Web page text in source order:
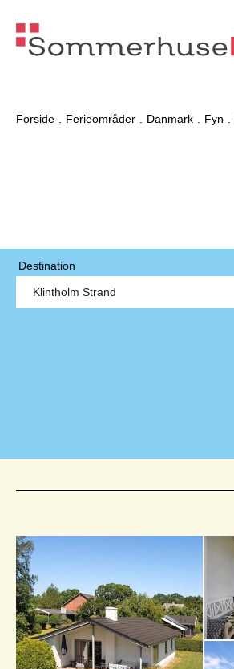
Forside Ferieområder Danmark Fyn
Destination